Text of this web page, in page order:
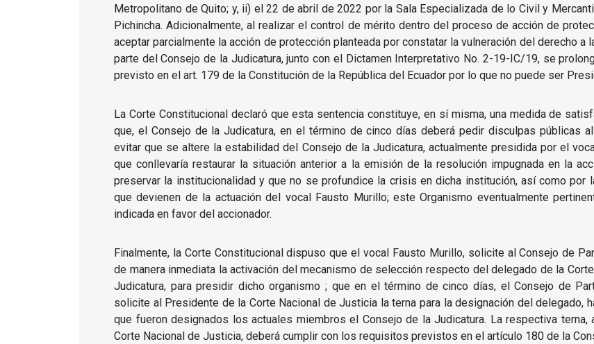
Metropolitano de Quito; y, ii) el 22 de abril de 2022 por la Sala Especializada de lo Civil y
Pichincha.Adicionalmente, al realizar el control de mérito dentro del proceso de acción de
aceptar parcialmente la acción de protección planteada por constatar la vulneración del derecho a
parte del Consejo de la Judicatura,junto con el Dictamen Interpretativo No. 2-19-IC/19, se
previsto en el art. 179 de la Constitución de la República del Ecuador por lo que no puede ser
La Corte Constitucional declaró que esta sentencia constituye, en sí misma, una medida de
que, el Consejo de la Judicatura, en el término de cinco días deberá pedir disculpas públicas
evitar que se altere la estabilidad del Consejo de la Judicatura, actualmente presidida por el
que conllevaría restaurar la situación anterior a la emisión de la resolución impugnada en la
preservar la institucionalidad y que no se profundice la crisis en dicha institución, así como por
que devienen de la actuación del vocal Fausto Murillo;este Organismo eventualmente
indicada en favor del accionador.
Finalmente, la Corte Constitucional dispuso que el vocal Fausto Murillo, solicite al Consejo de
de manera inmediata la activación del mecanismo de selección respecto del delegado de la
Judicatura, para presidir dicho organismo ; que en el término de cinco días, el Consejo de
solicite al Presidente de la Corte Nacional de Justicia la terna para la designación del delegado,
que fueron designados los actuales miembros el Consejo de la Judicatura. La respectiva
Corte Nacional de Justicia, deberá cumplir con los requisitos previstos en el artículo 180 de la